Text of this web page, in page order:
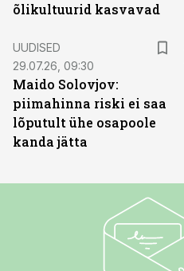
õlikultuurid kasvavad
UUDISED
29.07.26, 09:30
Maido Solovjov:
piimahinna riski ei saa
lõputult ühe osapoole
kanda jätta